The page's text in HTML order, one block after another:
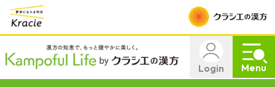
Login Menu